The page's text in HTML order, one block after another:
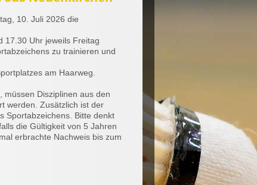
10. Juli 2026 die
17.30 Uhr jeweils Freitag
zu trainieren und
am Haarweg.
müssen Disziplinen aus den
werden. Zusätzlich ist der
Sportabzeichens. Bitte denkt
die Gültigkeit von 5 Jahren
erbrachte Nachweis bis zum